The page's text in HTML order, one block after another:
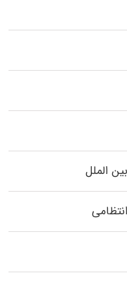
الملل